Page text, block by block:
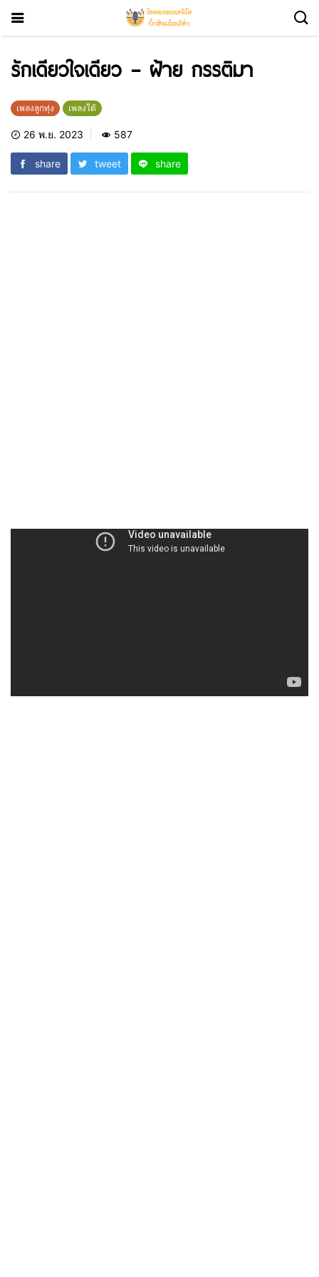
รักเดียวใจเดียว – ฝ้าย กรรติมา
เพลงลูกทุ่ง เพลงใต้
26 พ.ย. 2023 587
share tweet share